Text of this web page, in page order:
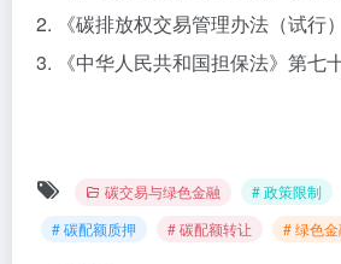
2. 《碳排放权交易管理办法（试行
3. 《中华人民共和国担保法》第七
碳交易与绿色金融 # 政策限制
# 碳配额质押
# 碳配额转让 # 绿色金